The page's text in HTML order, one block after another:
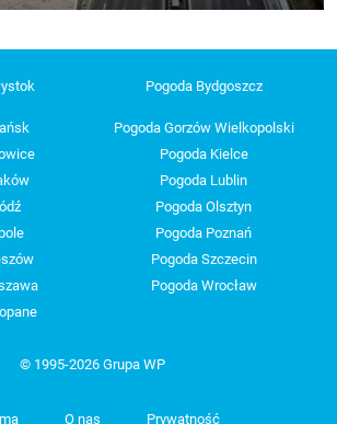
Pogoda Bydgoszcz
Pogoda Gorzów Wielkopolski
Pogoda Kielce
Pogoda Lublin
Pogoda Olsztyn
Pogoda Poznań
Pogoda Szczecin
Pogoda Wrocław
© 1995-2026 Grupa WP
O nas Prywatność